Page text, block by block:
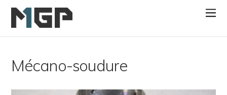
Mécano-soudure